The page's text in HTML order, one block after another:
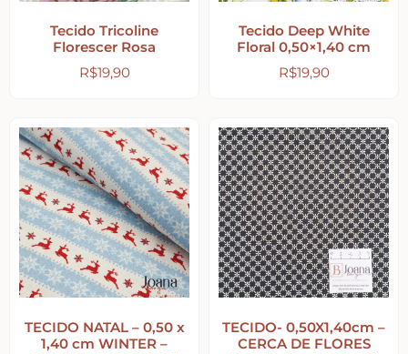
Religiosos – Zen – Gratidão
Farmácia – medicamentos – remédios
Bonecas Tildas
Apliques em Geral
Páscoa
Tecido Tricoline
Florescer Rosa
R$19,90
Tecido Deep White
Floral 0,50×1,40 cm
R$19,90
TECIDO NATAL – 0,50 x
1,40 cm WINTER –
TECIDO- 0,50X1,40cm –
CERCA DE FLORES